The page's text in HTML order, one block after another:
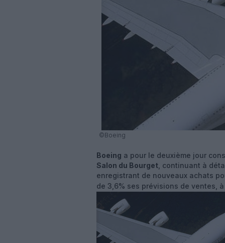
©Boeing
Boeing a pour le deuxième jour
Salon du Bourget , continuant à
enregistrant de nouveaux achats
de 3,6% ses prévisions de ventes, à